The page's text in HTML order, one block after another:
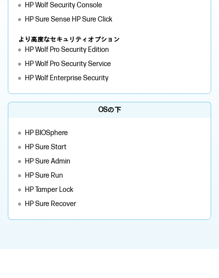
HP Wolf Security Console
HP Sure Sense HP Sure Click
より高度なセキュリティオプション
HP Wolf Pro Security Edition
HP Wolf Pro Security Service
HP Wolf Enterprise Security
OSの下
HP BIOSphere
HP Sure Start
HP Sure Admin
HP Sure Run
HP Tamper Lock
HP Sure Recover